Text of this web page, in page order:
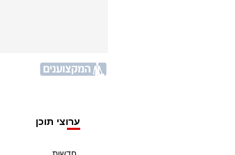
ערוצי תוכן